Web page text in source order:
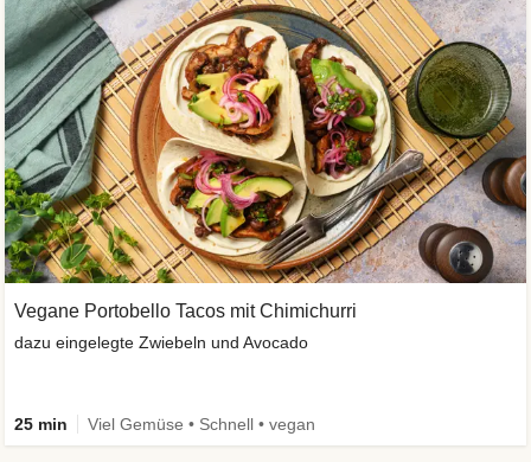
Vegane Portobello Tacos mit Chimichurri
dazu eingelegte Zwiebeln und Avocado
25 min Viel Gemüse • Schnell • vegan